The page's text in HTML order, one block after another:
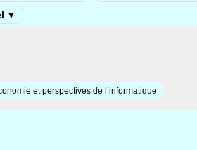
▼
et perspectives de l’informatique